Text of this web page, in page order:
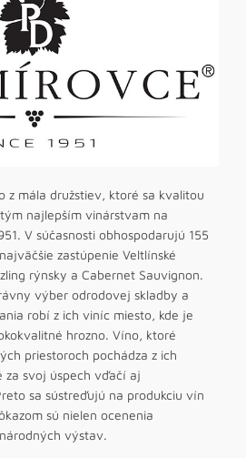
z mála družstiev, ktoré sa kvalitou
najlepším vinárstvam na
V súčasnosti obhospodarujú 155
zastúpenie Veltlínské
rýnsky a Cabernet Sauvignon.
výber odrodovej skladby a
robí z ich viníc miesto, kde je
hrozno. Víno, ktoré
priestoroch pochádza z ich
za svoj úspech vďačí aj
sa sústreďujú na produkciu vín
sú nielen ocenenia
výstav.